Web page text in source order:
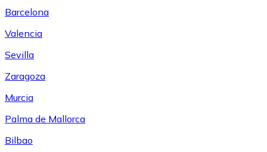
Barcelona
Valencia
Sevilla
Zaragoza
Murcia
Palma de Mallorca
Bilbao